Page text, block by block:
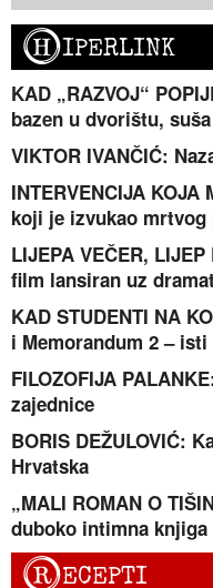
HIPERLINK
KAD „RAZVOJ“
bazen u dvorištu,
VIKTOR IVANČIĆ:
INTERVENCIJA
koji je izvukao mrtvog
LIJEPA VEČER,
film lansiran uz
KAD STUDENTI NA
i Memorandum 2 – isti
FILOZOFIJA
zajednice
BORIS DEŽULOVIĆ:
Hrvatska
„MALI ROMAN O
duboko intimna knjiga
RECEPTI